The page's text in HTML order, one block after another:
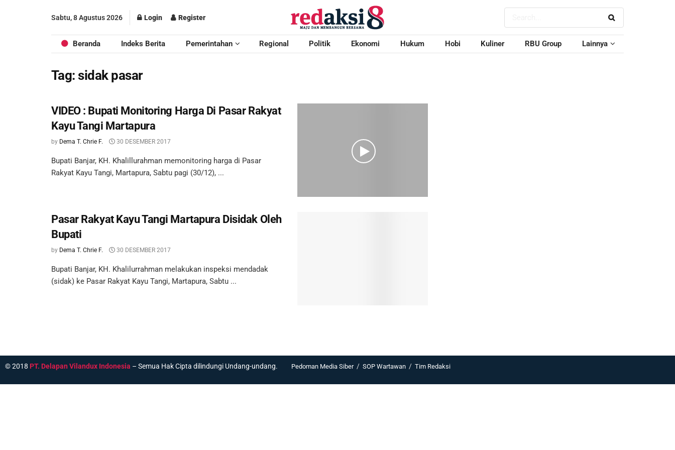
Sabtu, 8 Agustus 2026 Login Register
Beranda Indeks Berita Pemerintahan Regional Politik Ekonomi Hukum Hobi Kuliner RBU Group Lainnya
Tag:sidak pasar
VIDEO : Bupati Monitoring Harga Di Pasar Rakyat
Kayu Tangi Martapura
by Dema T. Chrie F. 30 DESEMBER 2017
Bupati Banjar, KH. Khalillurahman memonitoring harga di Pasar
Rakyat Kayu Tangi, Martapura, Sabtu pagi (30/12), ...
Pasar Rakyat Kayu Tangi Martapura Disidak Oleh
Bupati
by Dema T. Chrie F. 30 DESEMBER 2017
Bupati Banjar, KH. Khalilurrahman melakukan inspeksi mendadak
(sidak) ke Pasar Rakyat Kayu Tangi, Martapura, Sabtu ...
© 2018 PT. Delapan Vilandux Indonesia – Semua Hak Cipta dilindungi Undang-undang. Pedoman Media Siber SOP Wartawan Tim Redaksi